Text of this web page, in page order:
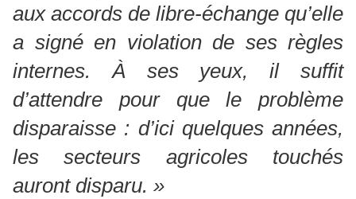
aux accords de libre-échange qu’elle
a signé en violation de ses règles
internes. À ses yeux, il suffit
d’attendre pour que le problème
disparaisse : d’ici quelques années,
les secteurs agricoles touchés
auront disparu. »